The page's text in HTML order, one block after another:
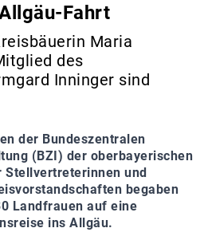
Fahrt
Maria
des
Inninger sind
der Bundeszentralen
(BZI) der oberbayerischen
Stellvertreterinnen und
begaben
Landfrauen auf eine
ins Allgäu.